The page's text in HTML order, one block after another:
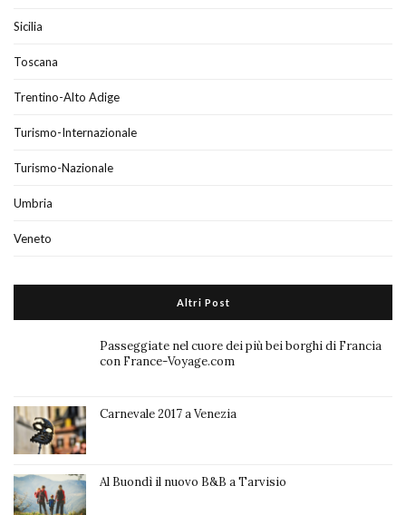
Sicilia
Toscana
Trentino-Alto Adige
Turismo-Internazionale
Turismo-Nazionale
Umbria
Veneto
Altri Post
Passeggiate nel cuore dei più bei borghi di Francia
con France-Voyage.com
Carnevale 2017 a Venezia
Al Buondì il nuovo B&B a Tarvisio